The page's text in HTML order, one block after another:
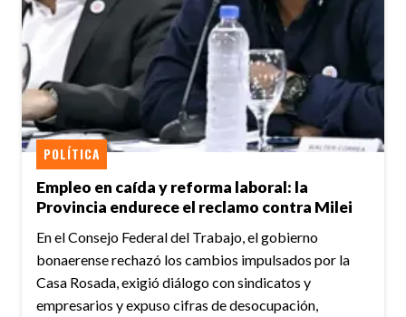
Empleo en caída y reforma laboral: la
Provincia endurece el reclamo contra Milei
POLÍTICA
En el Consejo Federal del Trabajo, el gobierno
bonaerense rechazó los cambios impulsados por la
Casa Rosada, exigió diálogo con sindicatos y
empresarios y expuso cifras de desocupación,